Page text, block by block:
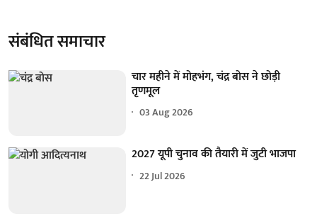
संबंधित समाचार
चार महीने में मोहभंग, चंद्र बोस ने छोड़ी
तृणमूल
03 Aug 2026
2027 यूपी चुनाव की तैयारी में जुटी भाजपा
22 Jul 2026